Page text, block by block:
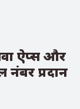
ऐप्स और
नंबर प्रदान